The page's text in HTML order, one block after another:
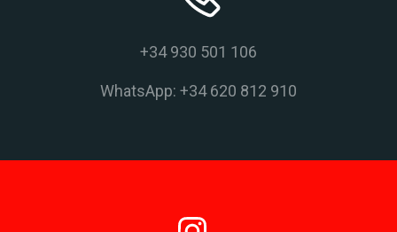
+34 930 501 106
WhatsApp: +34 620 812 910